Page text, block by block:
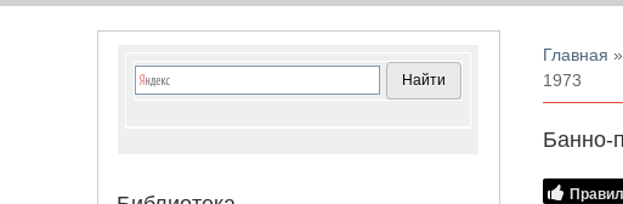
Вы
Главная »
1973
Банно-